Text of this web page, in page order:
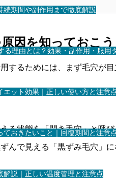
期間や副作用まで徹底解説
る理由とは？効果・副作用・服用
エット効果｜正しい使い方と注意
おきたいこと｜回復期間と注意
解説｜正しい温度管理と注意点
因を知っておこう
するためには、まず毛穴が
る状態を「開き毛穴」と呼
んで見える「黒ずみ毛穴」に